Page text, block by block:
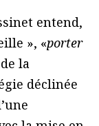
entend,
», «porter
la
déclinée